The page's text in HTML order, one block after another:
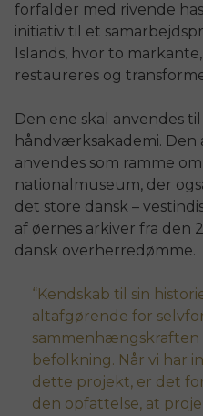
forfalder med rivende
initiativ til et
Islands, hvor to
restaureres og
Den ene skal anvendes
håndværksakademi. Den
anvendes som ramme
nationalmuseum, der
det store dansk –
af øernes arkiver fra den
dansk overherredømme.
Kendskab til sin
altafgørende for
sammenhængskraften
befolkning. Når vi har
dette projekt, er det
den opfattelse, at